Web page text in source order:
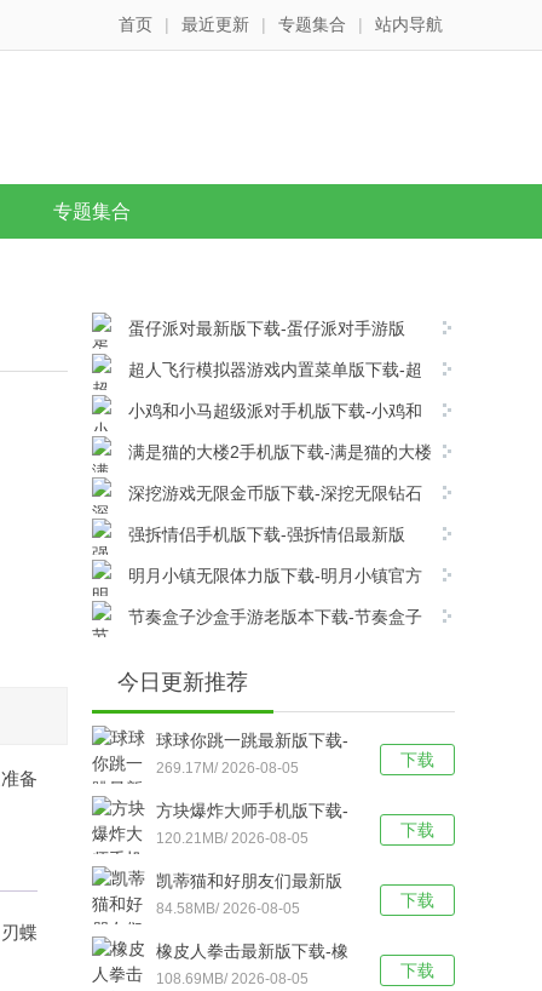
首页 | 最近更新 | 专题集合 | 站内导航
专题集合
备
蝶
蛋仔派对最新版下载-蛋仔派对手游版
v1.0.285安卓版下载
超人飞行模拟器游戏内置菜单版下载-超
人飞行模拟器中文版 v1.0安卓版下载
小鸡和小马超级派对手机版下载-小鸡和
小马超级派对国际服 v1.11.12安卓版下载
满是猫的大楼2手机版下载-满是猫的大楼
2手游版v1.0.0安卓版下载
深挖游戏无限金币版下载-深挖无限钻石
版 v9.8.0.0安卓版下载
强拆情侣手机版下载-强拆情侣最新版
v1.2安卓版下载
明月小镇无限体力版下载-明月小镇官方
版 v8.6.6安卓版下载
节奏盒子沙盒手游老版本下载-节奏盒子
今日更新推荐
下载
球球你跳一跳最新版下载-
球球你跳一跳手机版
v8.13.3安卓版下载
269.17M/ 2026-08-05
下载
方块爆炸大师手机版下载-
方块爆炸大师中文版
v10.4.9安卓版下载
120.21MB/ 2026-08-05
下载
凯蒂猫和好朋友们最新版
下载-凯蒂猫和好朋友们最
新版 v1.13.81安卓版下载
84.58MB/ 2026-08-05
下载
橡皮人拳击最新版下载-橡
皮人拳击无限金币版
108.69MB/ 2026-08-05